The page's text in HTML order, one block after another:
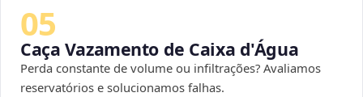
05
Caça Vazamento de Caixa d'Água
Perda constante de volume ou infiltrações? Avaliamos
reservatórios e solucionamos falhas.